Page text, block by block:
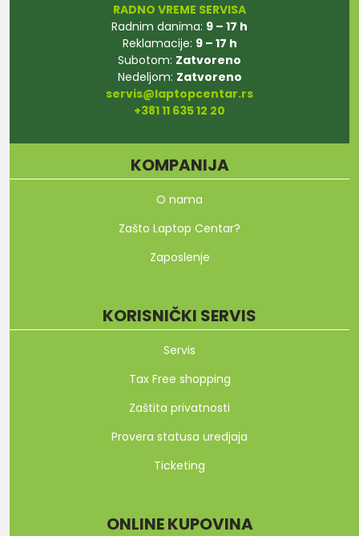
RADNO VREME SERVISA
Radnim danima: 9 – 17 h
Reklamacije: 9 – 17 h
Subotom: Zatvoreno
Nedeljom: Zatvoreno
servis@laptopcentar.rs
+381 11 635 12 20
KOMPANIJA
O nama
Zašto Laptop Centar?
Zaposlenje
KORISNIČKI SERVIS
Servis
Tax Free shopping
Zaštita privatnosti
Provera statusa uredjaja
Ticketing
ONLINE KUPOVINA